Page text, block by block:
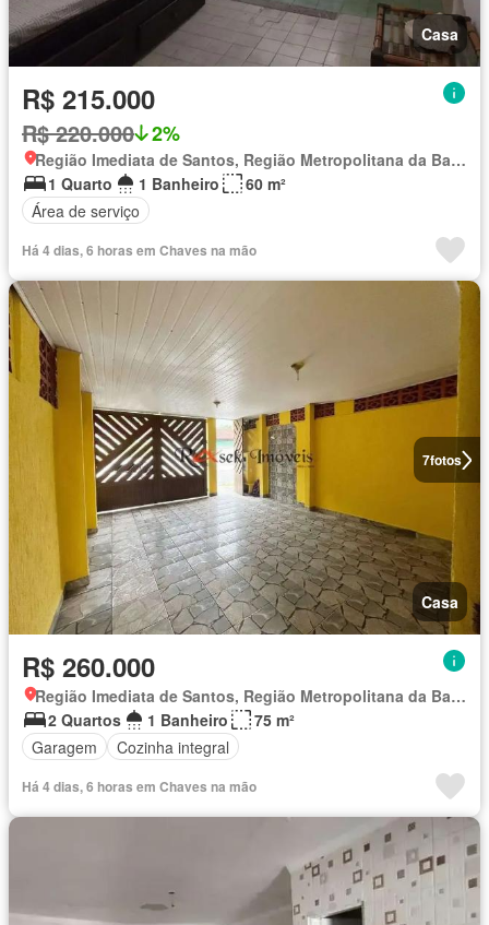
Casa
R$ 215.000
R$ 220.000 2%
Região Imediata de Santos, Região Metropolitana da Baixada Santista
1 Quarto
1 Banheiro
60 m²
Área de serviço
Há 4 dias, 6 horas em Chaves na mão
7fotos
Casa
R$ 260.000
Região Imediata de Santos, Região Metropolitana da Baixada Santista
2 Quartos
1 Banheiro
75 m²
Garagem
Cozinha integral
Há 4 dias, 6 horas em Chaves na mão